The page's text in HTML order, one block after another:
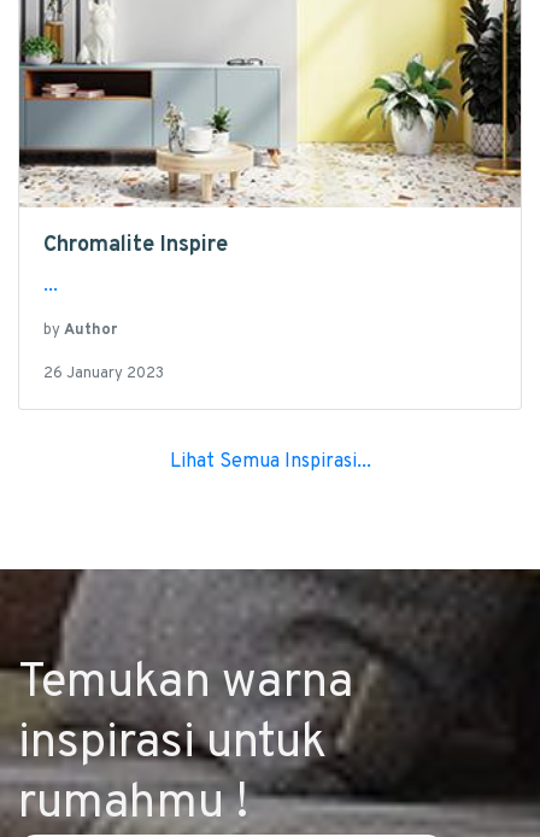
Chromalite Inspire
...
byAuthor
26 January 2023
Lihat Semua Inspirasi...
Temukan warna
inspirasi untuk
rumahmu !